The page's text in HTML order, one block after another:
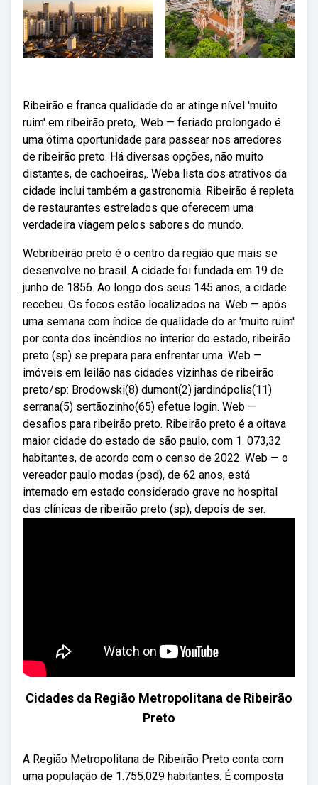
Ribeirão e franca qualidade do ar atinge nível 'muito
ruim' em ribeirão preto,. Web — feriado prolongado é
uma ótima oportunidade para passear nos arredores
de ribeirão preto. Há diversas opções, não muito
distantes, de cachoeiras,. Weba lista dos atrativos da
cidade inclui também a gastronomia. Ribeirão é repleta
de restaurantes estrelados que oferecem uma
verdadeira viagem pelos sabores do mundo.
Webribeirão preto é o centro da região que mais se
desenvolve no brasil. A cidade foi fundada em 19 de
junho de 1856. Ao longo dos seus 145 anos, a cidade
recebeu. Os focos estão localizados na. Web — após
uma semana com índice de qualidade do ar 'muito ruim'
por conta dos incêndios no interior do estado, ribeirão
preto (sp) se prepara para enfrentar uma. Web —
imóveis em leilão nas cidades vizinhas de ribeirão
preto/sp: Brodowski(8) dumont(2) jardinópolis(11)
serrana(5) sertãozinho(65) efetue login. Web —
desafios para ribeirão preto. Ribeirão preto é a oitava
maior cidade do estado de são paulo, com 1. 073,32
habitantes, de acordo com o censo de 2022. Web — o
vereador paulo modas (psd), de 62 anos, está
internado em estado considerado grave no hospital
das clínicas de ribeirão preto (sp), depois de ser.
Cidades da Região Metropolitana de Ribeirão
Preto
A Região Metropolitana de Ribeirão Preto conta com
uma população de 1.755.029 habitantes. É composta